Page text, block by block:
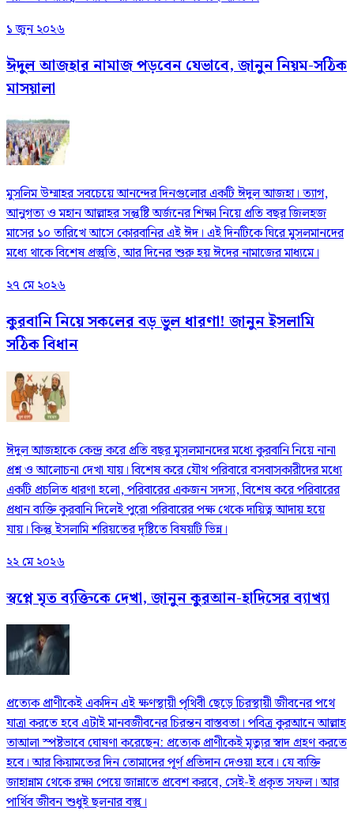
১ জুন ২০২৬
ঈদুল আজহার নামাজ পড়বেন যেভাবে, জানুন নিয়ম-সঠিক
মাসয়ালা
মুসলিম উম্মাহর সবচেয়ে আনন্দের দিনগুলোর একটি ঈদুল আজহা। ত্যাগ,
আনুগত্য ও মহান আল্লাহর সন্তুষ্টি অর্জনের শিক্ষা নিয়ে প্রতি বছর জিলহজ
মাসের ১০ তারিখে আসে কোরবানির এই ঈদ। এই দিনটিকে ঘিরে মুসলমানদের
মধ্যে থাকে বিশেষ প্রস্তুতি, আর দিনের শুরু হয় ঈদের নামাজের মাধ্যমে।
২৭ মে ২০২৬
কুরবানি নিয়ে সকলের বড় ভুল ধারণা! জানুন ইসলামি
সঠিক বিধান
ঈদুল আজহাকে কেন্দ্র করে প্রতি বছর মুসলমানদের মধ্যে কুরবানি নিয়ে নানা
প্রশ্ন ও আলোচনা দেখা যায়। বিশেষ করে যৌথ পরিবারে বসবাসকারীদের মধ্যে
একটি প্রচলিত ধারণা হলো, পরিবারের একজন সদস্য, বিশেষ করে পরিবারের
প্রধান ব্যক্তি কুরবানি দিলেই পুরো পরিবারের পক্ষ থেকে দায়িত্ব আদায় হয়ে
যায়। কিন্তু ইসলামি শরিয়তের দৃষ্টিতে বিষয়টি ভিন্ন।
২২ মে ২০২৬
স্বপ্নে মৃত ব্যক্তিকে দেখা, জানুন কুরআন-হাদিসের ব্যাখ্যা
প্রত্যেক প্রাণীকেই একদিন এই ক্ষণস্থায়ী পৃথিবী ছেড়ে চিরস্থায়ী জীবনের পথে
যাত্রা করতে হবে এটাই মানবজীবনের চিরন্তন বাস্তবতা। পবিত্র কুরআনে আল্লাহ
তাআলা স্পষ্টভাবে ঘোষণা করেছেন: প্রত্যেক প্রাণীকেই মৃত্যুর স্বাদ গ্রহণ করতে
হবে। আর কিয়ামতের দিন তোমাদের পূর্ণ প্রতিদান দেওয়া হবে। যে ব্যক্তি
জাহান্নাম থেকে রক্ষা পেয়ে জান্নাতে প্রবেশ করবে, সেই-ই প্রকৃত সফল। আর
পার্থিব জীবন শুধুই ছলনার বস্তু।